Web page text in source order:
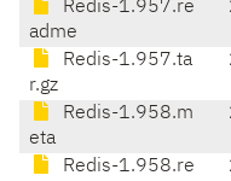
Redis-1.957.re
adme
Redis-1.957.ta
r.gz
Redis-1.958.m
eta
Redis-1.958.re